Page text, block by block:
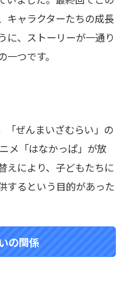
キャラクターたちの成長
に、ストーリーが一通り
つです。
「ぜんまいざむらい」の
メ「はなかっぱ」が放
えにより、子どもたちに
するという目的があった
の関係